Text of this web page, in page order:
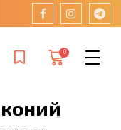
0